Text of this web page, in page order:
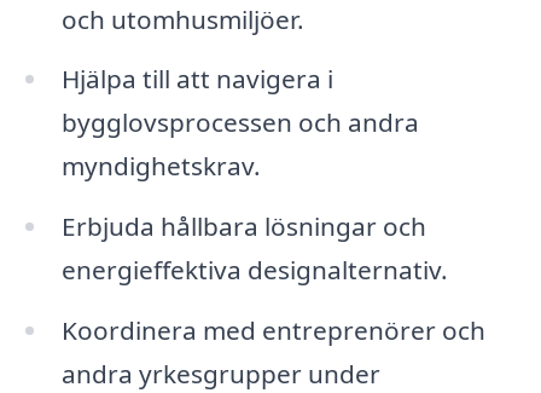
och utomhusmiljöer.
Hjälpa till att navigera i
bygglovsprocessen och andra
myndighetskrav.
Erbjuda hållbara lösningar och
energieffektiva designalternativ.
Koordinera med entreprenörer och
andra yrkesgrupper under